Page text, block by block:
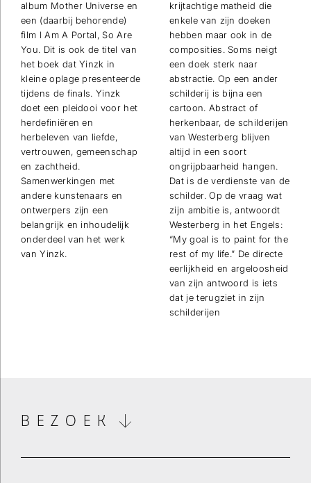
album Mother Universe en
een (daarbij behorende)
film I Am A Portal, So Are
You. Dit is ook de titel van
het boek dat Yinzk in
kleine oplage presenteerde
tijdens de finals. Yinzk
doet een pleidooi voor het
herdefiniëren en
herbeleven van liefde,
vertrouwen, gemeenschap
en zachtheid.
Samenwerkingen met
andere kunstenaars en
ontwerpers zijn een
belangrijk en inhoudelijk
onderdeel van het werk
van Yinzk.
krijtachtige matheid die
enkele van zijn doeken
hebben maar ook in de
composities. Soms neigt
een doek sterk naar
abstractie. Op een ander
schilderij is bijna een
cartoon. Abstract of
herkenbaar, de schilderijen
van Westerberg blijven
altijd in een soort
ongrijpbaarheid hangen.
Dat is de verdienste van de
schilder. Op de vraag wat
zijn ambitie is, antwoordt
Westerberg in het Engels:
“My goal is to paint for the
rest of my life.” De directe
eerlijkheid en argeloosheid
van zijn antwoord is iets
dat je terugziet in zijn
schilderijen
BEZOEK
Wilt u op de hoogte blijven dan kunt u zich hier